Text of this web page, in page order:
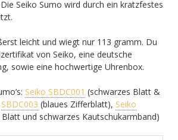
Seiko Sumo wird durch ein kratzfestes
leicht und wiegt nur 113 gramm. Du
von Seiko, eine deutsche
sowie eine hochwertige Uhrenbox.
Seiko SBDC001 (schwarzes Blatt &
SBDC003 (blaues Zifferblatt), Seiko
und schwarzes Kautschukarmband)